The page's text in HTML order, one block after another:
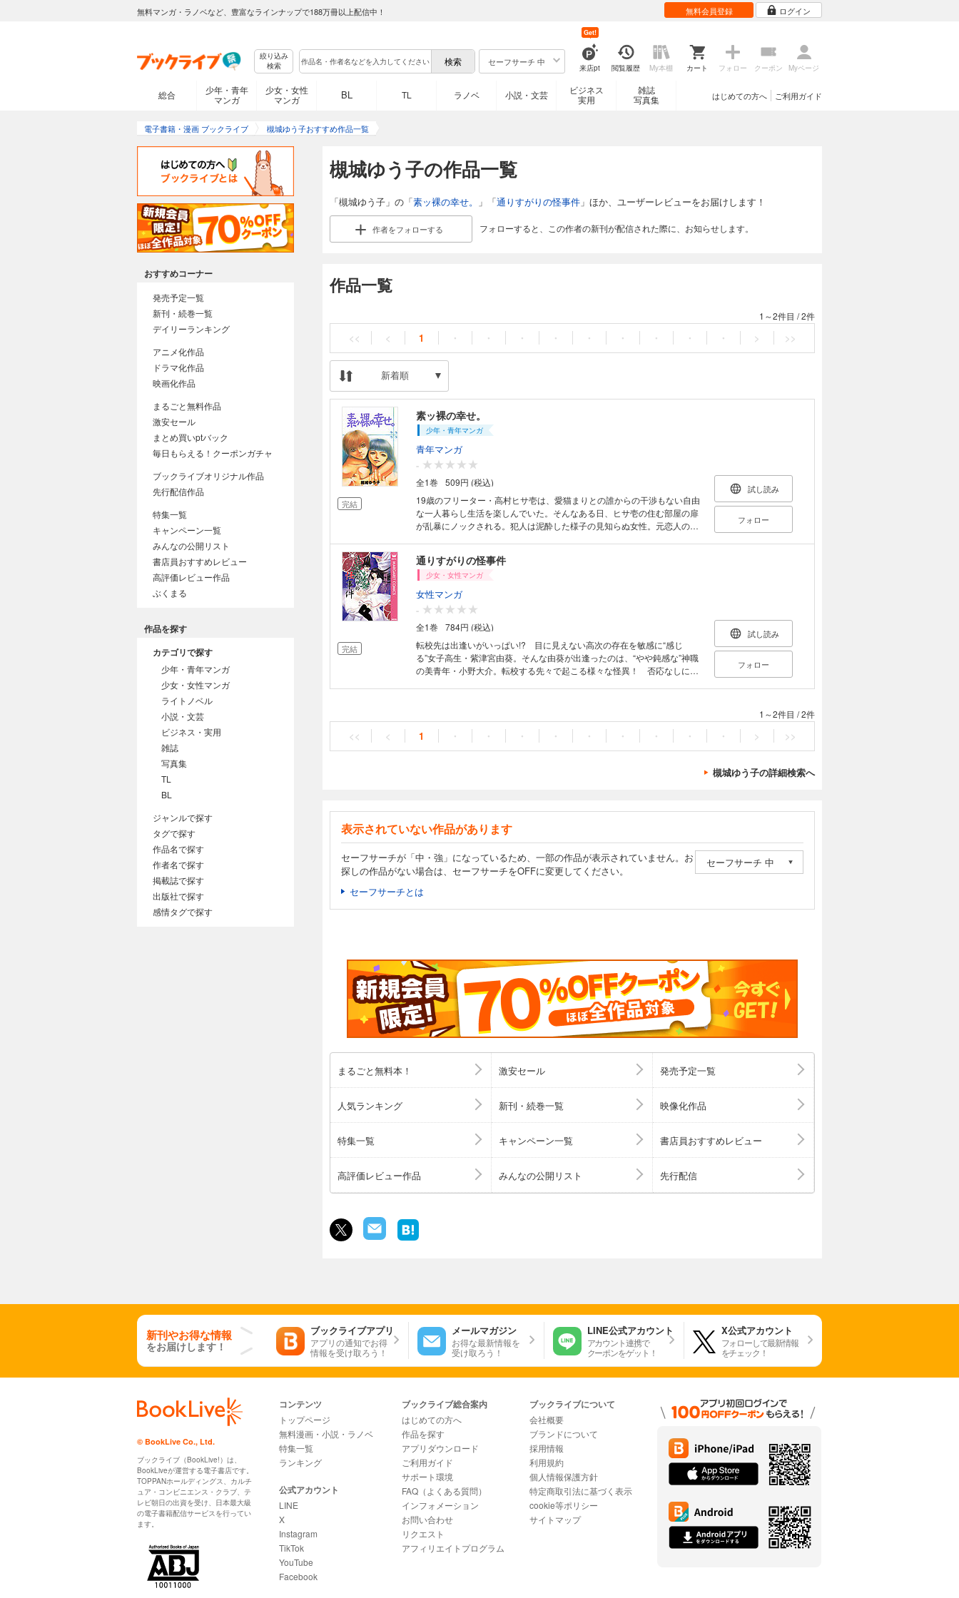
無料マンガ・ラノベなど、豊富なラインナップで188万冊以上配信中！ 無料会員登録 ログイン
絞り込み
検索
セーフサーチ 中
来店pt
Get!
閲覧履歴 My本棚 カート フォロー クーポン Myページ
総合
少年・青年
マンガ
少女・女性
マンガ
BL TL ラノベ 小説・文芸
ビジネス
実用
雑誌
写真集
ご利用ガイド
はじめての方へ
電子書籍・漫画 ブックライブ 槻城ゆう子おすすめ作品一覧
槻城ゆう子の作品一覧
「槻城ゆう子」の「素ッ裸の幸せ。 」「通りすがりの怪事件 」ほか、ユーザーレビューをお届けします！
作者をフォローする フォローすると、この作者の新刊が配信された際に、お知らせします。
作品一覧
1～2件目 /2件
<< < 1 ・ ・ ・ ・ ・ ・ ・ ・ ・ > >>
新着順
完結
素ッ裸の幸せ。
少年・青年マンガ
青年マンガ
-
全1巻
509円 (税込)
19歳のフリーター・高村ヒサ壱は、愛猫まりとの誰からの干渉もない自由
な一人暮らし生活を楽しんでいた。そんなある日、ヒサ壱の住む部屋の扉
が乱暴にノックされる。犯人は泥酔した様子の見知らぬ女性。元恋人の部
の差に不安を感じてしまい…？
試し読み
フォロー
完結
通りすがりの怪事件
少女・女性マンガ
女性マンガ
-
全1巻
784円 (税込)
転校先は出逢いがいっぱい!? 目に見えない高次の存在を敏感に“感じ
る”女子高生・紫津宮由葵。そんな由葵が出逢ったのは、“やや鈍感な”神職
の美青年・小野大介。転校する先々で起こる様々な怪異！ 否応なしに不
試し読み
フォロー
1～2件目 /2件
<< < 1 ・ ・ ・ ・ ・ ・ ・ ・ ・ > >>
槻城ゆう子の詳細検索へ
表示されていない作品があります
セーフサーチ 中
セーフサーチが「中・強」になっているため、一部の作品が表示されていません。お
探しの作品がない場合は、セーフサーチをOFFに変更してください。
セーフサーチとは
まるごと無料本！ 激安セール 発売予定一覧
人気ランキング 新刊・続巻一覧 映像化作品
特集一覧 キャンペーン一覧 書店員おすすめレビュー
高評価レビュー作品 みんなの公開リスト 先行配信
おすすめコーナー
発売予定一覧
新刊・続巻一覧
デイリーランキング
アニメ化作品
ドラマ化作品
映画化作品
まるごと無料作品
激安セール
まとめ買いptバック
毎日もらえる！クーポンガチャ
ブックライブオリジナル作品
先行配信作品
特集一覧
キャンペーン一覧
みんなの公開リスト
書店員おすすめレビュー
高評価レビュー作品
ぶくまる
作品を探す
カテゴリで探す
少年・青年マンガ
少女・女性マンガ
ライトノベル
小説・文芸
ビジネス・実用
雑誌
写真集
TL
BL
ジャンルで探す
タグで探す
作品名で探す
作者名で探す
掲載誌で探す
出版社で探す
感情タグで探す
新刊やお得な情報
をお届けします！
ブックライブアプリ
アプリの通知でお得
情報を受け取ろう！
メールマガジン
お得な最新情報を
受け取ろう！
LINE公式アカウント
アカウント連携で
クーポンをゲット！
X公式アカウント
フォローして最新情報
をチェック！
© BookLive Co., Ltd.
ブックライブ（BookLive!）は、
BookLiveが運営する電子書店です。
TOPPANホールディングス、カルチ
ュア・コンビニエンス・クラブ、テ
レビ朝日の出資を受け、日本最大級
の電子書籍配信サービスを行ってい
ます。
コンテンツ
トップページ
無料漫画・小説・ラノベ
特集一覧
ランキング
公式アカウント
LINE
X
Instagram
TikTok
YouTube
Facebook
ブックライブ総合案内
はじめての方へ
作品を探す
アプリダウンロード
ご利用ガイド
サポート環境
FAQ（よくある質問）
インフォメーション
お問い合わせ
リクエスト
アフィリエイトプログラム
ブックライブについて
会社概要
ブランドについて
採用情報
利用規約
個人情報保護方針
特定商取引法に基づく表示
cookie等ポリシー
サイトマップ